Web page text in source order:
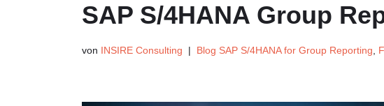
SAP S/4HANA Group
von INSIRE Consulting Blog SAP S/4HANA for Group Reporting